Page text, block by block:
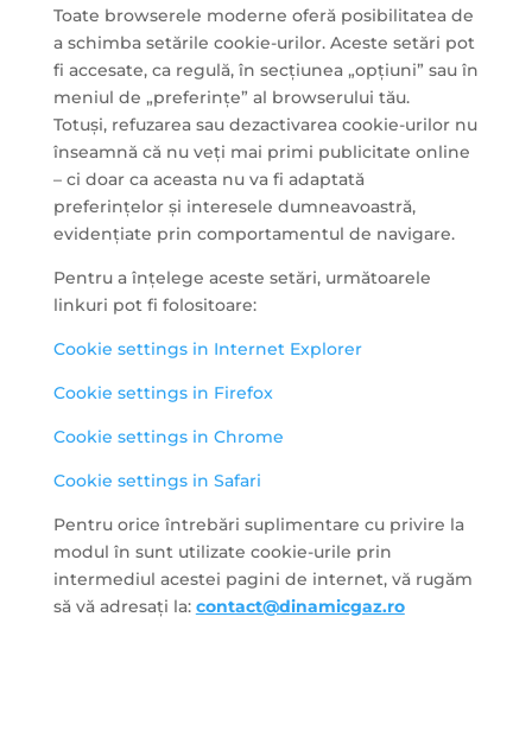
Toate browserele moderne oferă posibilitatea de
a schimba setările cookie-urilor. Aceste setări pot
fi accesate, ca regulă, în secțiunea „opțiuni” sau în
meniul de „preferințe” al browserului tău.
Totuși, refuzarea sau dezactivarea cookie-urilor nu
înseamnă că nu veți mai primi publicitate online
– ci doar ca aceasta nu va fi adaptată
preferințelor și interesele dumneavoastră,
evidențiate prin comportamentul de navigare.
Pentru a înțelege aceste setări, următoarele
linkuri pot fi folositoare:
Cookie settings in Internet Explorer
Cookie settings in Firefox
Cookie settings in Chrome
Cookie settings in Safari
Pentru orice întrebări suplimentare cu privire la
modul în sunt utilizate cookie-urile prin
intermediul acestei pagini de internet, vă rugăm
să vă adresați la: contact@dinamicgaz.ro